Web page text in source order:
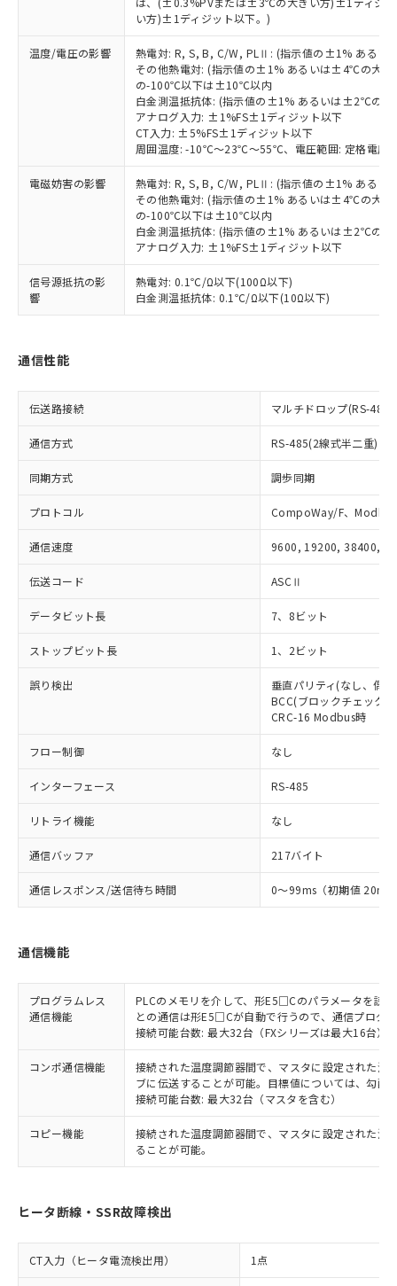
い方)±1ディジット以下。)
温度/電圧の影響
熱電対: R, S, B, C/W, PLⅡ: (指示値の±1% ある
その他熱電対: (指示値の±1% あるいは±4℃の大き
の-100℃以下は±10℃以内
白金測温抵抗体: (指示値の±1% あるいは±2℃の大
アナログ入力: ±1%FS±1ディジット以下
CT入力: ±5%FS±1ディジット以下
周囲温度: -10℃～23℃～55℃、電圧範囲: 定格電圧
電磁妨害の影響
熱電対: R, S, B, C/W, PLⅡ: (指示値の±1% ある
その他熱電対: (指示値の±1% あるいは±4℃の大き
の-100℃以下は±10℃以内
白金測温抵抗体: (指示値の±1% あるいは±2℃の大
アナログ入力: ±1%FS±1ディジット以下
信号源抵抗の影
響
熱電対: 0.1℃/Ω以下(100Ω以下)
白金測温抵抗体: 0.1℃/Ω以下(10Ω以下)
通信性能
伝送路接続 マルチドロップ(RS-485)
通信方式 RS-485(2線式半二重)
同期方式 調歩同期
プロトコル CompoWay/F、Modbus
通信速度 9600, 19200, 38400,
伝送コード ASCⅡ
データビット長 7、8ビット
ストップビット長 1、2ビット
誤り検出
垂直パリティ(なし、偶
BCC(ブロックチェック
CRC-16 Modbus時
フロー制御 なし
インターフェース RS-485
リトライ機能 なし
通信バッファ 217バイト
通信レスポンス/送信待ち時間 0～99ms（初期値 20ms
通信機能
プログラムレス
通信機能
PLCのメモリを介して、形E5□Cのパラメータを読
との通信は形E5□Cが自動で行うので、通信プログ
接続可能台数: 最大32台（FXシリーズは最大16台）
コンポ通信機能
接続された温度調節器間で、マスタに設定された温
ブに伝送することが可能。目標値については、勾配
接続可能台数: 最大32台（マスタを含む）
コピー機能
接続された温度調節器間で、マスタに設定された温
ることが可能。
ヒータ断線・SSR故障検出
CT入力（ヒータ電流検出用） 1点
正式な納期状況および標準価格はお客
様のお取引先、またはお客様担当のオ
ムロン制御機器販売店・当社販売員に
ご相談ください。
オムロン制御機器販売店や当社販売拠
点は「販売ネットワーク
」をご確認
ください。
在庫状況および標準価格結果を当社の
事前の承諾なく第三者に漏洩または開
示しないようお願いします。
マイパーツ機能（部品リスト作成サー
ビス）をご利用いただくには、I-Web
メンバーズにご登録されている必要が
お客様が当ウェブサイト上で当社にご
登録された部品リストについて、当社
および当社の共同利用者が、当社の製
※当社の共同利用者とは、"個人情報
の「1.共同利
用者の範囲」に記載されている法人を
ル) (DEHP)(別名：DOP) 1000ppm以下、フタル酸ブチ
ルベンジル（BBP） 1000ppm以下、フタル酸ジブチル
（DBP） 1000ppm以下、フタル酸ジイソブチル
(DIBP) 1000ppm以下
但し、RoHS指令で産業用監視および制御機器に対する
適用除外項目は除く。
フタル酸エステル類の４物質については閾値を超える意
図的な使用がないことを確認しています。
※2 対応予定月
部品在庫の切り替え状況などにより、予定
月が前後することがあります。
※3 非含有証明書ダウンロード
51物質の非含有証明書（当社基準）
※本証明書は発行日時点で非含有を証明す
るもので、過去に遡って非含有を証明する
また、RoHS指令のフタル酸エステル類４
物質の対応では、対応完了までの期間は出
荷製品に未対応品が混在することから備考
欄に対応日を記載しておりました。
既に当社にて対応品への在庫切替を完了
していることから、特段のことがない限
り、2022年1月12日より割愛しておりま
ニル類) : 1000ppm、 PBDEs(ポリ臭化ジフェニルエーテ
ル類) : 1000ppm、
DBP(フタル酸ジブチル) : 1000ppm、 DIBP(フタル酸ジ
ル) : 1000ppm、
DEHP(フタル酸ビス(2-エチルヘキシル)) : 1000ppm
※2 環境保護使用期限
「ｅ」：有害物質（10物質）のすべてが基
準値以下であることを示します。
「10」：通常の使用状況下において有害物
質が外部に漏えいし、環境に深刻な影響を
及ぼさない年数を意味します。
「－」：未確認です。当社販売部門へお問
い合わせください。
当社は規制貨物を破棄する場合は、完
全に破砕するなど、違法に輸出されな
いよう必要な手段を講じます。
当社は貴社製品を、核兵器、ミサイ
ル、化学兵器、生物兵器またはその他
武器並びにこれらの製造装置等に一切
使用いたしません。
当社は、貴社製品を第三者に販売する
場合は、上記1、2および3の内容を当
該第三者に通知します。また当社は、
販売先および販売に係わる関係者が違
法に輸出するおそれがある場合は、取
り引きをいたしません。
一定数以上の在庫あり
△ 一定数には満たないが在庫あり
在庫なし(最新の在庫状況につ
いては、お客様のお取引先、ま
たはお客様担当のオムロン制御
機器販売店・当社販売員にご確
認ください)
受注生産機種、また在庫状況の
情報を公開していない機種